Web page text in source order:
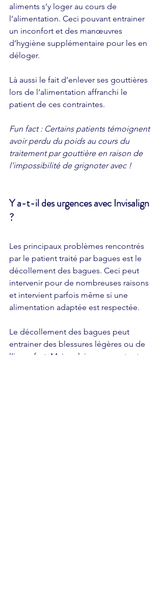
aliments s’y loger au cours de
l’alimentation. Ceci pouvant entrainer
un inconfort et des manœuvres
d’hygiène supplémentaire pour les en
déloger.
Là aussi le fait d’enlever ses gouttières
lors de l’alimentation affranchi le
patient de ces contraintes.
Fun fact : Certains patients témoignent
avoir perdu du poids au cours du
traitement par gouttière en raison de
l’impossibilité de grignoter avec !
Y a-t-il des urgences avec Invisalign
?
Les principaux problèmes rencontrés
par le patient traité par bagues est le
décollement des bagues. Ceci peut
intervenir pour de nombreuses raisons
et intervient parfois même si une
alimentation adaptée est respectée.
Le décollement des bagues peut
entrainer des blessures légères ou de
l’inconfort. Mais celaimpose surtout